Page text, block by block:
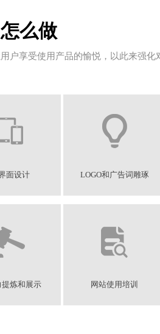
么做
户享受使用产品的愉悦，以此来强化
面设计 LOGO和广告词雕琢
提炼和展示 网站使用培训